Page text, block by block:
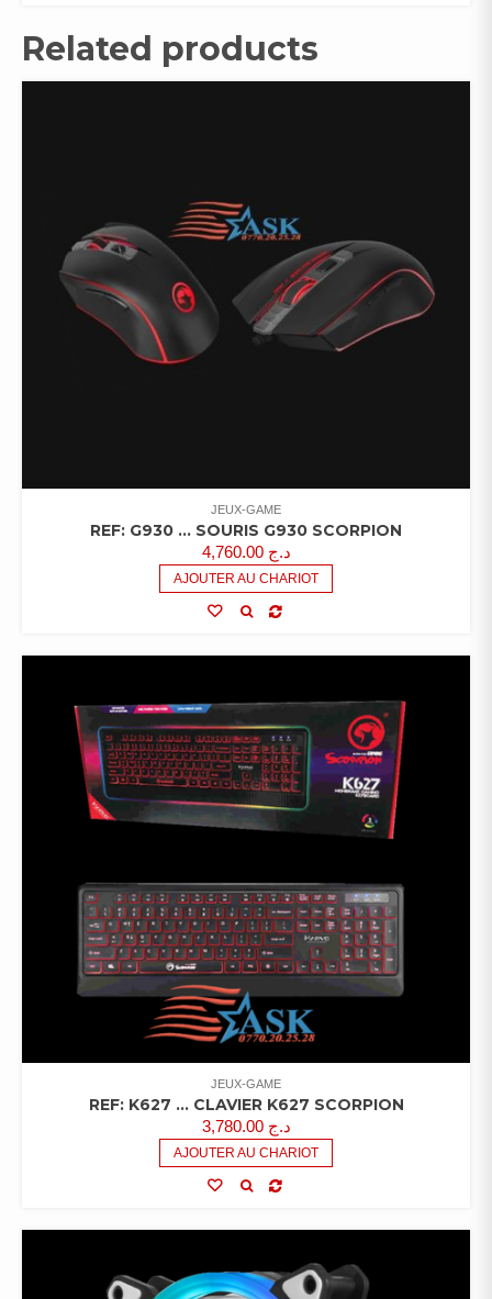
Related products
JEUX-GAME
REF: G930 … SOURIS G930 SCORPION
د.ج 4,760.00
AJOUTER AU CHARIOT
JEUX-GAME
REF: K627 … CLAVIER K627 SCORPION
د.ج 3,780.00
AJOUTER AU CHARIOT